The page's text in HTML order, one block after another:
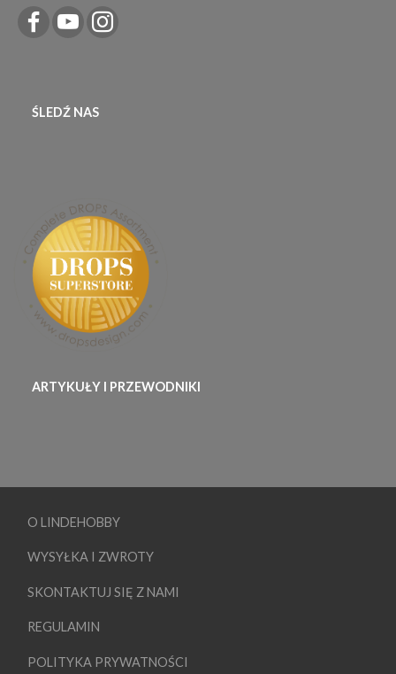
ŚLEDŹ NAS
ARTYKUŁY I PRZEWODNIKI
O LINDEHOBBY
WYSYŁKA I ZWROTY
SKONTAKTUJ SIĘ Z NAMI
REGULAMIN
POLITYKA PRYWATNOŚCI